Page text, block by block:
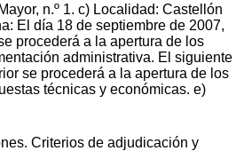
n.º 1. c) Localidad: Castellón
El día 18 de septiembre de 2007,
procederá a la apertura de los
administrativa. El siguiente
se procederá a la apertura de los
técnicas y económicas. e)
Criterios de adjudicación y